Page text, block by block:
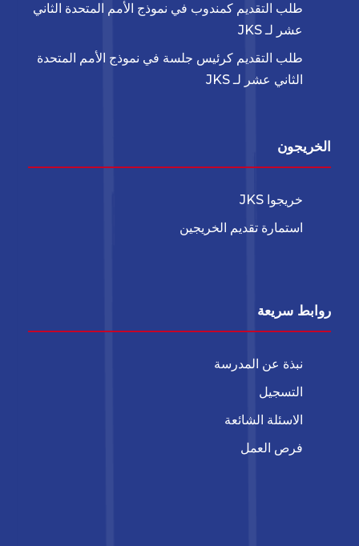
طلب التقديم كمندوب في نموذج الأمم المتحدة الثاني
عشر لـ JKS
طلب التقديم كرئيس جلسة في نموذج الأمم المتحدة
الثاني عشر لـ JKS
الخريجون
خريجوا JKS
استمارة تقديم الخريجين
روابط سريعة
نبذة عن المدرسة
التسجيل
الاسئلة الشائعة
فرص العمل